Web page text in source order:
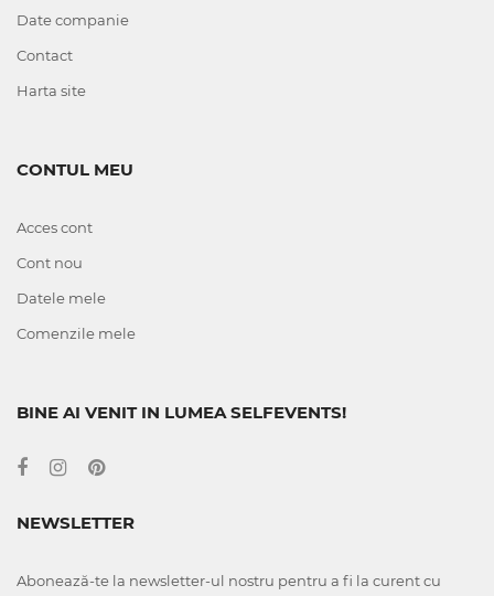
Date companie
Contact
Harta site
CONTUL MEU
Acces cont
Cont nou
Datele mele
Comenzile mele
BINE AI VENIT IN LUMEA SELFEVENTS!
NEWSLETTER
Abonează-te la newsletter-ul nostru pentru a fi la curent cu